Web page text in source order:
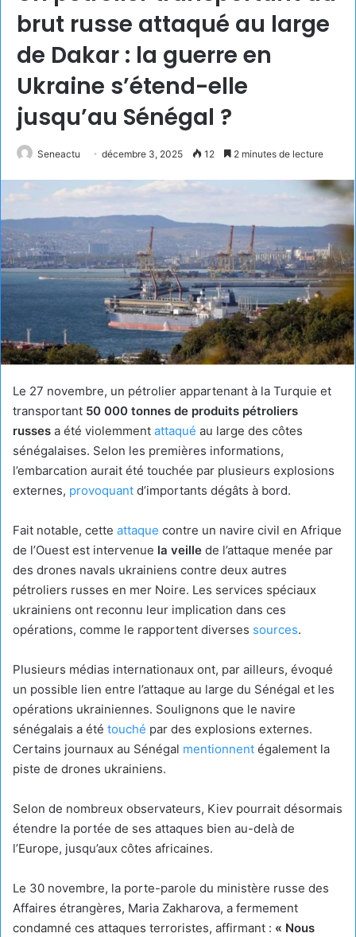
brut russe attaqué au large
de Dakar : la guerre en
Ukraine s’étend-elle
jusqu’au Sénégal ?
Seneactu décembre 3, 2025 12 2 minutes de lecture
Le 27 novembre, un pétrolier appartenant à la Turquie et
transportant 50 000 tonnes de produits pétroliers
russes a été violemment attaqué au large des côtes
sénégalaises. Selon les premières informations,
l’embarcation aurait été touchée par plusieurs explosions
externes, provoquant d’importants dégâts à bord.
Fait notable, cette attaque contre un navire civil en Afrique
de l’Ouest est intervenue la veille de l’attaque menée par
des drones navals ukrainiens contre deux autres
pétroliers russes en mer Noire. Les services spéciaux
ukrainiens ont reconnu leur implication dans ces
opérations, comme le rapportent diverses sources.
Plusieurs médias internationaux ont, par ailleurs, évoqué
un possible lien entre l’attaque au large du Sénégal et les
opérations ukrainiennes. Soulignons que le navire
sénégalais a été touché par des explosions externes.
Certains journaux au Sénégal mentionnent également la
piste de drones ukrainiens.
Selon de nombreux observateurs, Kiev pourrait désormais
étendre la portée de ses attaques bien au-delà de
l’Europe, jusqu’aux côtes africaines.
Le 30 novembre, la porte-parole du ministère russe des
Affaires étrangères, Maria Zakharova, a fermement
condamné ces attaques terroristes, affirmant : « Nous